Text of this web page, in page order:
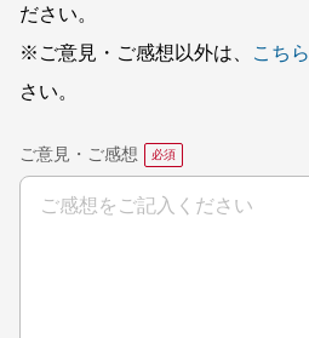
ださい。
※ご意見・ご感想以外は、
こちら
さい。
ご意見・ご感想